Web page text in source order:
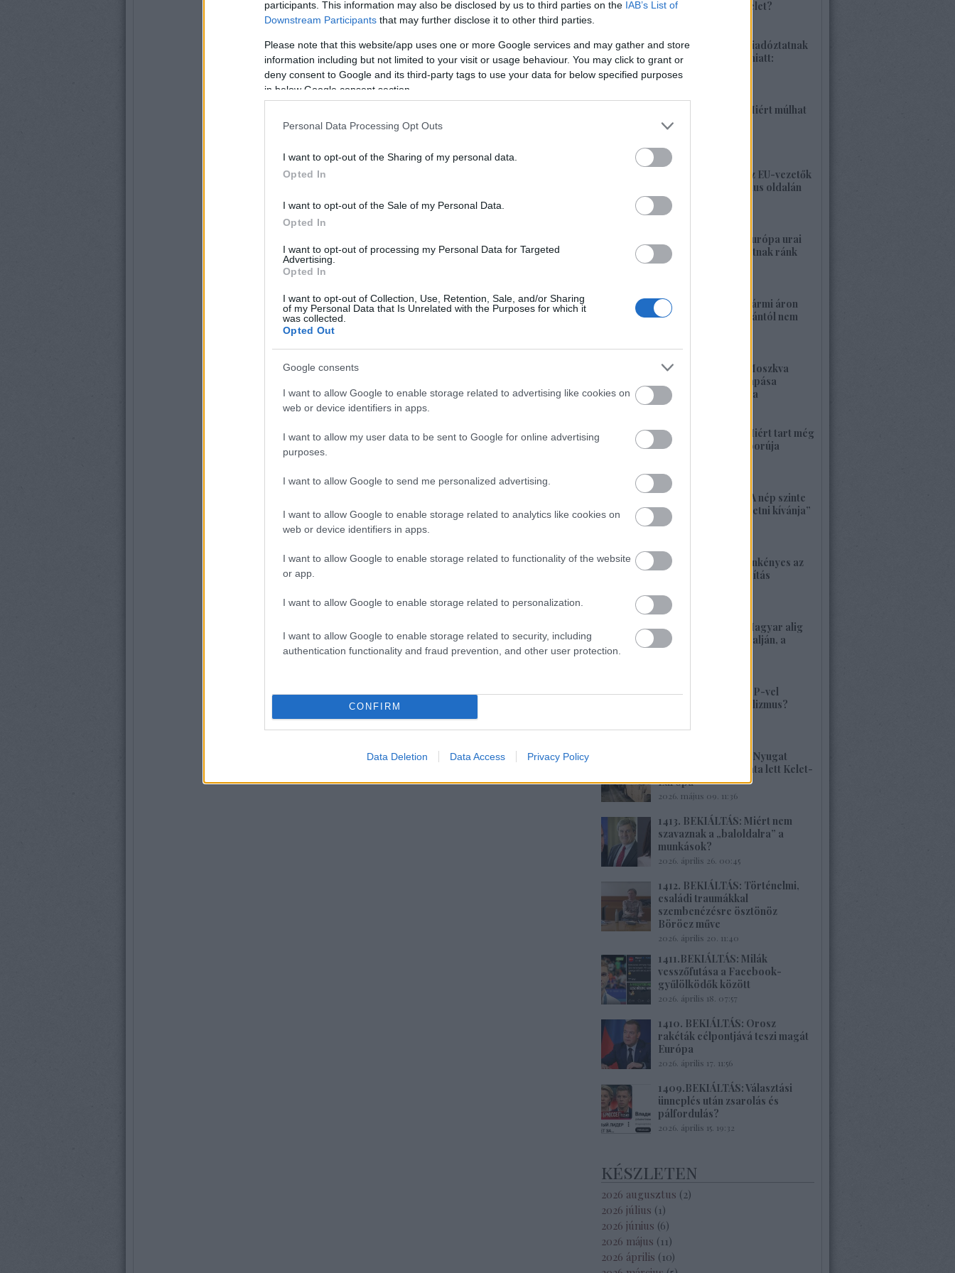
participants. This information may also be disclosed by us to third parties on the IAB’s List of
Downstream Participants that may further disclose it to other third parties.
Please note that this website/app uses one or more Google services and may gather and store
information including but not limited to your visit or usage behaviour. You may click to grant or
deny consent to Google and its third-party tags to use your data for below specified purposes
in below Google consent section.
Personal Data Processing Opt Outs
I want to opt-out of the Sharing of my personal data.
Opted In
I want to opt-out of the Sale of my Personal Data.
Opted In
I want to opt-out of processing my Personal Data for Targeted
Advertising.
Opted In
I want to opt-out of Collection, Use, Retention, Sale, and/or Sharing
of my Personal Data that Is Unrelated with the Purposes for which it
was collected.
Opted Out
Google consents
I want to allow Google to enable storage related to advertising like cookies on
web or device identifiers in apps.
I want to allow my user data to be sent to Google for online advertising
purposes.
I want to allow Google to send me personalized advertising.
I want to allow Google to enable storage related to analytics like cookies on
web or device identifiers in apps.
I want to allow Google to enable storage related to functionality of the website
or app.
I want to allow Google to enable storage related to personalization.
I want to allow Google to enable storage related to security, including
authentication functionality and fraud prevention, and other user protection.
CONFIRM
Data Deletion Data Access Privacy Policy
különleges hadművelet?
1425. BEKIÁLTÁS: Riadóztatnak
az ukrán-fasizmus miatt:
„Európa vigyázz!”
1424. BEKIÁLTÁS: Miért múlhat
ki a Népszava is?
1423. BEKIÁLTÁS: Az EU-vezetők
a banderista-fasizmus oldalán
2026. május 28. 00:23
1422. BEKIÁLTÁS: Európa urai
nagy háborút hozhatnak ránk
2026. május 26. 11:25
1421. BEKIÁLTÁS: Bármi áron
megszabadulni Orbántól nem
1420. BEKIÁLTÁS: Moszkva
nagyerejű válaszcsapása
ukrajnai célpontokra
2026. május 24. 13:48
1419. BEKIÁLTÁS: Miért tart még
sokáig a Nyugat háborúja
2026. május 23. 17:35
1418. BEKIÁLTÁS: „A nép szinte
bárkit követ, aki vezetni kívánja”
2026. május 22. 18:18
1417. BEKIÁLTÁS: Önkényes az
alaptörvény-módosítás
1416. BEKIÁLTÁS: Magyar alig
volt, alig van Kárpátalján, a
veszély összetett!
1415. BEKIÁLTÁS: MP-vel
visszatérne a szocializmus?
2026. május 10. 12:25
1414. BEKIÁLTÁS: A Nyugat
hulladékának lerakata lett Kelet-
Európa
2026. május 09. 11:36
1413. BEKIÁLTÁS: Miért nem
szavaznak a „baloldalra” a
munkások?
2026. április 26. 00:45
1412. BEKIÁLTÁS: Történelmi,
családi traumákkal
szembenézésre ösztönöz
Böröcz műve
2026. április 20. 11:40
1411.BEKIÁLTÁS: Milák
vesszőfutása a Facebook-
gyűlölködők között
2026. április 18. 07:57
1410. BEKIÁLTÁS: Orosz
rakéták célpontjává teszi magát
Európa
2026. április 17. 11:56
1409.BEKIÁLTÁS: Választási
ünneplés után zsarolás és
pálfordulás?
2026. április 15. 19:32
készleten
2026 augusztus (2)
2026 július ( 1)
2026 június (6)
2026 május ( 11)
2026 április ( 10)